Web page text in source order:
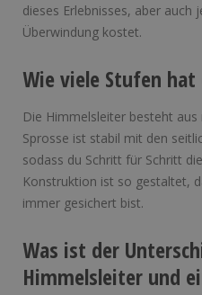
dieses Erlebnisses, aber auch
Überwindung kostet.
Wie viele Stufen
Die Himmelsleiter besteht aus
Sprosse ist stabil mit den
sodass du Schritt für Schritt
Konstruktion ist so gestaltet,
immer gesichert bist.
Was ist der
Himmelsleiter und